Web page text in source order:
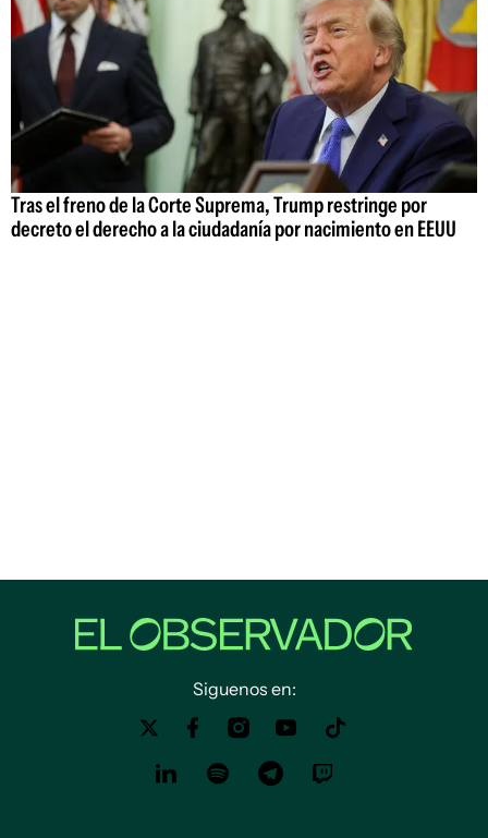
Tras el freno de la Corte Suprema, Trump restringe por
decreto el derecho a la ciudadanía por nacimiento en EEUU
Siguenos en: